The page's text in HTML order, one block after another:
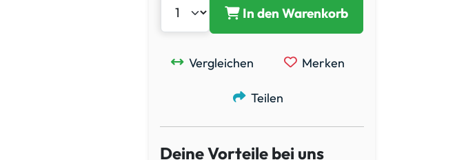
In den Warenkorb
Vergleichen Merken
Teilen
Deine Vorteile bei uns